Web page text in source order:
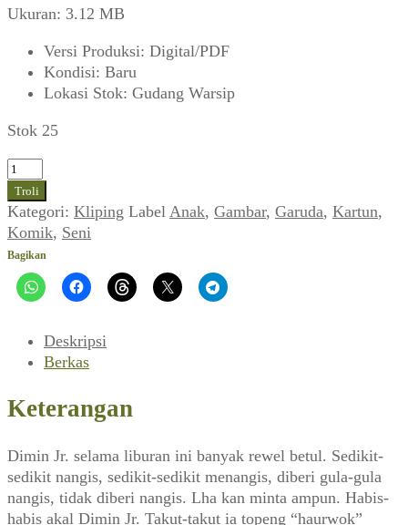
Ukuran: 3.12 MB
Versi Produksi: Digital/PDF
Kondisi: Baru
Lokasi Stok: Gudang Warsip
Stok 25
Kuantitas
Jean
Itto
~
Pa'
Dimin
(Garuda,
1952)
Troli
Kategori: Kliping Label Anak, Gambar, Garuda, Kartun,
Komik, Seni
Bagikan
Deskripsi
Berkas
Keterangan
Dimin Jr. selama liburan ini banyak rewel betul. Sedikit-
sedikit nangis, sedikit-sedikit menangis, diberi gula-gula
nangis, tidak diberi nangis. Lha kan minta ampun. Habis-
habis akal Dimin Jr. Takut-takut ia topeng “haurwok”